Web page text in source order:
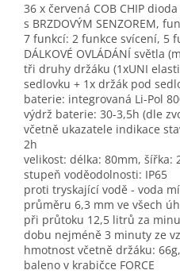
36 x červená COB CHIP
s BRZDOVÝM SENZOREM,
7 funkcí: 2 funkce svícení, 5
DÁLKOVÉ OVLÁDÁNÍ světla
tři druhy držáku (1xUNI
sedlovku + 1x držák pod
baterie: integrovaná Li-Pol
výdrž baterie: 30-3,5h (dle
včetně ukazatele indikace
2h
velikost: délka: 80mm, šířka:
stupeň voděodolnosti: IP65
proti tryskající vodě - voda
průměru 6,3 mm ve všech
při průtoku 12,5 litrů za
dobu nejméně 3 minuty ze
hmotnost včetně držáku:
baleno v krabičce FORCE